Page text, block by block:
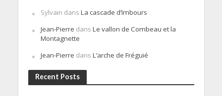
Sylvain dans La cascade d’Imbours
Jean-Pierre dans Le vallon de Combeau et la
Montagnette
Jean-Pierre dans L’arche de Fréguié
Recent Posts